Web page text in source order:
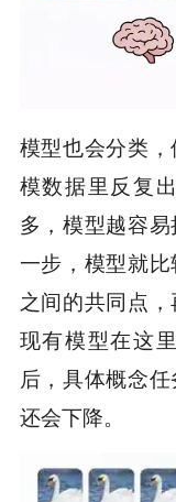
模型也会分类
模数据里反复
多，模型越容
一步，模型就
之间的共同点
现有模型在这
后，具体概念
还会下降。